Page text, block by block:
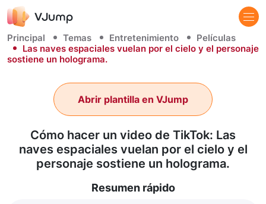
Principal Temas Entretenimiento
Películas
Las naves espaciales vuelan por el cielo y el personaje
sostiene un holograma.
Cómo hacer un video de TikTok: Las
naves espaciales vuelan por el cielo y el
personaje sostiene un holograma.
Abrir plantilla en VJump
Resumen rápido